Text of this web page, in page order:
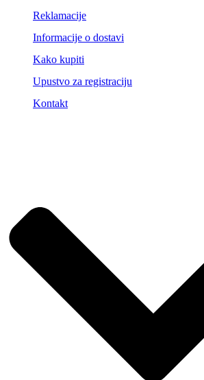
Reklamacije
Informacije o dostavi
Kako kupiti
Upustvo za registraciju
Kontakt